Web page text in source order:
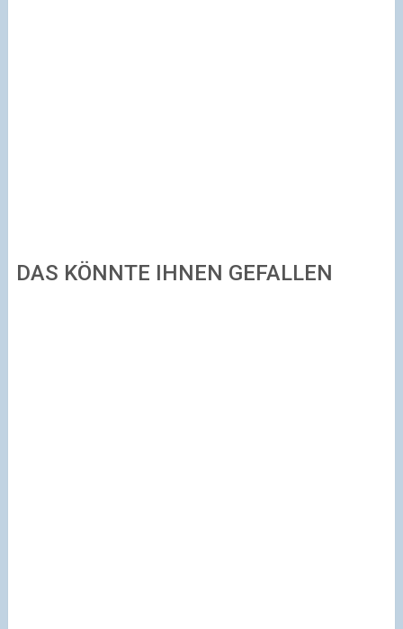
DAS KÖNNTE IHNEN GEFALLEN